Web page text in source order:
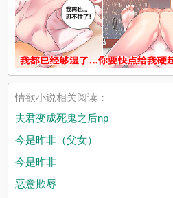
情欲小说相关阅读：
夫君变成死鬼之后np
今是昨非（父女）
今是昨非
恶意欺辱